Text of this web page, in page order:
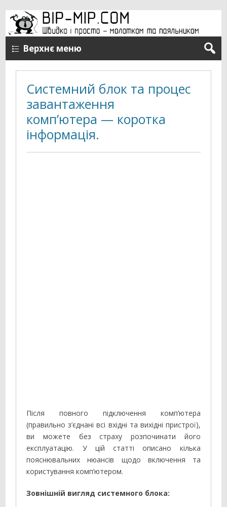
Верхнє меню
Системний блок та процес
завантаження
комп’ютера — коротка
інформація.
Після повного підключення комп’ютера
(правильно з’єднані всі вхідні та вихідні пристрої),
ви можете без страху розпочинати його
експлуатацію. У цій статті описано кілька
пояснювальних нюансів щодо включення та
користування комп’ютером.
Зовнішній вигляд системного блока: